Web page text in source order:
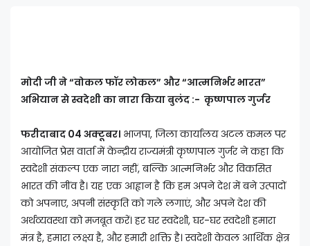
मोदी जी ने “वोकल फॉर लोकल” और “आत्मनिर्भर भारत”
अभियान से स्वदेशी का नारा किया बुलंद :- कृष्णपाल गुर्जर
फरीदाबाद 04 अक्टूबर। भाजपा, जिला कार्यालय अटल कमल पर
आयोजित प्रेस वार्ता में केन्द्रीय राज्यमंत्री कृष्णपाल गुर्जर ने कहा कि
स्वदेशी संकल्प एक नारा नहीं, बल्कि आत्मनिर्भर और विकसित
भारत की नींव है। यह एक आह्वान है कि हम अपने देश में बने उत्पादों
को अपनाए, अपनी संस्कृति को गले लगाएं, और अपने देश की
अर्थव्यवस्था को मजबूत करें। हर घर स्वदेशी, घर-घर स्वदेशी हमारा
मंत्र है, हमारा लक्ष्य है, और हमारी शक्ति है। स्वदेशी केवल आर्थिक क्षेत्र